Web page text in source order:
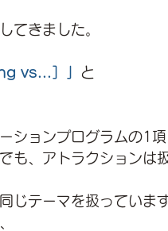
てきました。
vs...］」 と
ションプログラムの1項
も、アトラクションは
じテーマを扱っていま